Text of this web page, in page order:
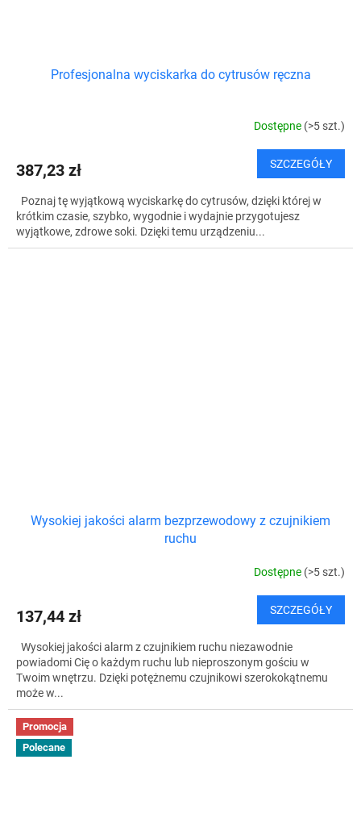
Profesjonalna wyciskarka do cytrusów ręczna
Dostępne (>5 szt.)
387,23 zł SZCZEGÓŁY
Poznaj tę wyjątkową wyciskarkę do cytrusów, dzięki której w
krótkim czasie, szybko, wygodnie i wydajnie przygotujesz
wyjątkowe, zdrowe soki. Dzięki temu urządzeniu...
Wysokiej jakości alarm bezprzewodowy z czujnikiem
ruchu
Dostępne (>5 szt.)
137,44 zł SZCZEGÓŁY
Wysokiej jakości alarm z czujnikiem ruchu niezawodnie
powiadomi Cię o każdym ruchu lub nieproszonym gościu w
Twoim wnętrzu. Dzięki potężnemu czujnikowi szerokokątnemu
może w...
Promocja
Polecane